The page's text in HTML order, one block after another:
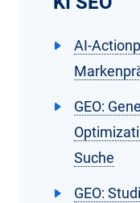
AI-
GEO:
Suche
GEO: